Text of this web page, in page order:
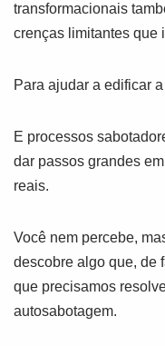
transformacionais
crenças limitantes que
Para ajudar a edificar
E processos
dar passos grandes
reais.
Você nem percebe,
descobre algo que, de
que precisamos
autosabotagem.